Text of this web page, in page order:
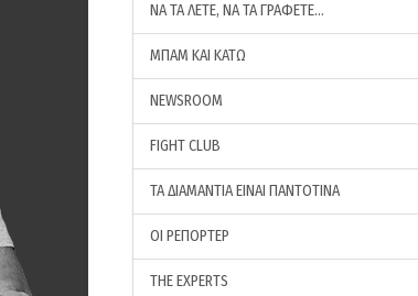
ΝΑ ΤΑ ΛΕΤΕ, ΝΑ ΤΑ ΓΡΑΦΕΤΕ…
ΜΠΑΜ ΚΑΙ ΚΑΤΩ
NEWSROOM
FIGHT CLUB
ΤΑ ΔΙΑΜΑΝΤΙΑ ΕΙΝΑΙ ΠΑΝΤΟΤΙΝΑ
ΟΙ ΡΕΠΟΡΤΕΡ
THE EXPERTS